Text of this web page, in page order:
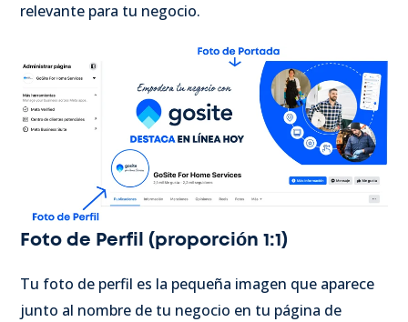
relevante para tu negocio.
Foto de Perfil (proporción 1:1)
Tu foto de perfil es la pequeña imagen que aparece
junto al nombre de tu negocio en tu página de